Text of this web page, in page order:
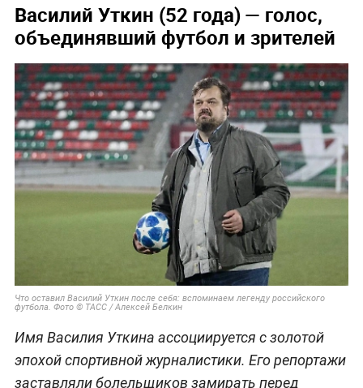
Василий Уткин (52 года) — голос,
объединявший футбол и зрителей
Что оставил Василий Уткин после себя: вспоминаем легенду российского
футбола. Фото © ТАСС / Алексей Белкин
Имя Василия Уткина ассоциируется с золотой
эпохой спортивной журналистики. Его репортажи
заставляли болельщиков замирать перед